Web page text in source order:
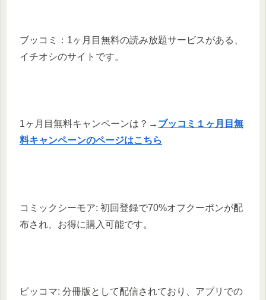
ブッコミ：1ヶ月目無料の読み放題サービスがある、
イチオシのサイトです。
1ヶ月目無料キャンペーンは？→ ブッコミ１ヶ月目無
料キャンペーンのページはこちら
コミックシーモア: 初回登録で70%オフクーポンが配
布され、お得に購入可能です。
ピッコマ: 分冊版として配信されており、アプリでの